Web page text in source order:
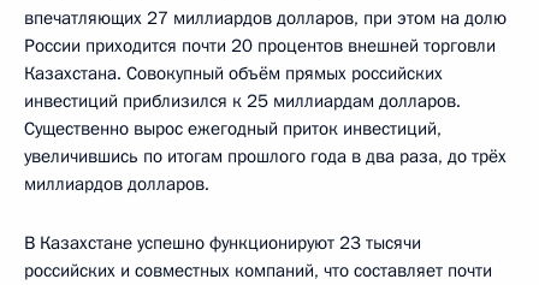
впечатляющих 27 миллиардов долларов, при этом на долю
России приходится почти 20 процентов внешней торговли
Казахстана. Совокупный объём прямых российских
инвестиций приблизился к 25 миллиардам долларов.
Существенно вырос ежегодный приток инвестиций,
увеличившись по итогам прошлого года в два раза, до трёх
миллиардов долларов.
В Казахстане успешно функционируют 23 тысячи
российских и совместных компаний, что составляет почти